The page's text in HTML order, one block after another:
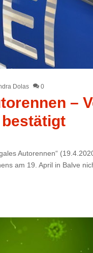
Dolas 0
–
Autorennen“
am 19. April in Balve